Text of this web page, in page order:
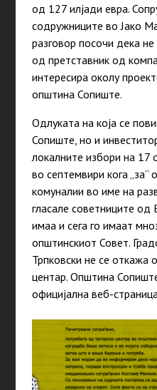
од 127 илјади евра.
содружниците во Јако
разговор посочи дека
од претставник од
интересира околу
општина Сопиште.
Одлуката на која се
Сопиште, но и
локалните избори на 17
во септемвири кога
комуналии во име на
гласале советниците
имаа и сега го имаат
општинскиот Совет.
Трпковски не се откажа
центар. Општина
официјална веб-